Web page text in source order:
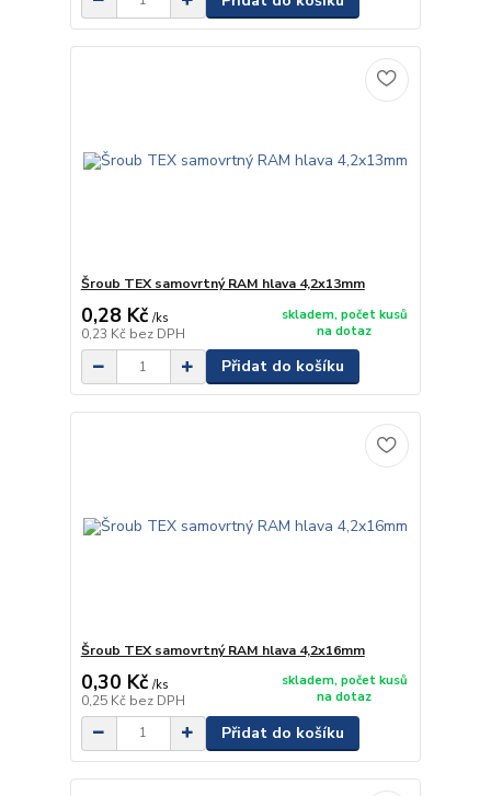
Šroub TEX samovrtný RAM hlava 4,2x13mm
0,28 Kč /ks
0,23 Kč bez DPH
skladem, počet kusů
na dotaz
Přidat do košíku
Šroub TEX samovrtný RAM hlava 4,2x16mm
0,30 Kč /ks
0,25 Kč bez DPH
skladem, počet kusů
na dotaz
Přidat do košíku